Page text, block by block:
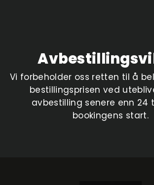
Vi forbeholder oss retten til å
bestillingsprisen ved
avbestilling senere enn 24
bookingens start.